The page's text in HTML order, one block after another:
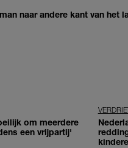
naar andere kant van
om meerdere
een vrijpartij'